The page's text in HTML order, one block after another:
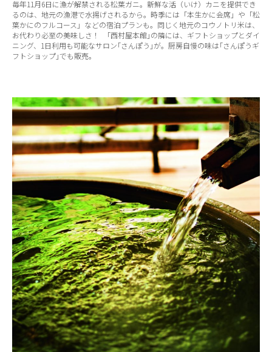
毎年11月6日に漁が解禁される松葉ガニ。新鮮な活（いけ）カニを提供でき
るのは、地元の漁港で水揚げされるから。時季には「本生かに会席」や「松
葉かにのフルコース」などの宿泊プランも。同じく地元のコウノトリ米は、
お代わり必至の美味しさ！ ｢西村屋本館｣の隣には、ギフトショップとダイ
ニング、1日利用も可能なサロン｢さんぽう｣が。厨房自慢の味は｢さんぽうギ
フトショップ｣でも販売。